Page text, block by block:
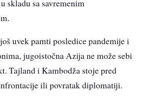
skladu sa savremenim
uvek pamti posledice pandemije i
jugoistočna Azija ne može sebi
Tajland i Kambodža stoje pred
ili povratak diplomatiji.